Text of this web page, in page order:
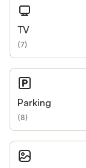
TV
(7)
Parking
(8)